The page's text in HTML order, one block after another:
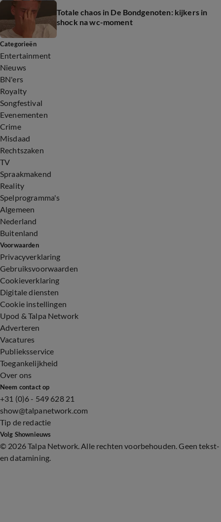
Totale chaos in De Bondgenoten: kijkers in
shock na wc-moment
Categorieën
Entertainment
Nieuws
BN'ers
Royalty
Songfestival
Evenementen
Crime
Misdaad
Rechtszaken
TV
Spraakmakend
Reality
Spelprogramma's
Algemeen
Nederland
Buitenland
Voorwaarden
Privacyverklaring
Gebruiksvoorwaarden
Cookieverklaring
Digitale diensten
Cookie instellingen
Upod & Talpa Network
Adverteren
Vacatures
Publieksservice
Toegankelijkheid
Over ons
Neem contact op
+31 (0)6 - 549 628 21
show@talpanetwork.com
Tip de redactie
Volg Shownieuws
© 2026 Talpa Network. Alle rechten voorbehouden. Geen tekst-
en datamining.